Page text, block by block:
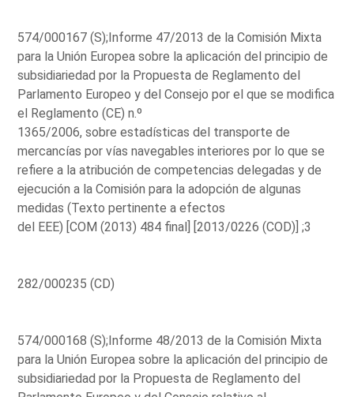
574/000167 (S);Informe 47/2013 de la Comisión Mixta
para la Unión Europea sobre la aplicación del principio de
subsidiariedad por la Propuesta de Reglamento del
Parlamento Europeo y del Consejo por el que se modifica
el Reglamento (CE) n.º
1365/2006, sobre estadísticas del transporte de
mercancías por vías navegables interiores por lo que se
refiere a la atribución de competencias delegadas y de
ejecución a la Comisión para la adopción de algunas
medidas (Texto pertinente a efectos
del EEE) [COM (2013) 484 final] [2013/0226 (COD)] ;3
282/000235 (CD)
574/000168 (S);Informe 48/2013 de la Comisión Mixta
para la Unión Europea sobre la aplicación del principio de
subsidiariedad por la Propuesta de Reglamento del